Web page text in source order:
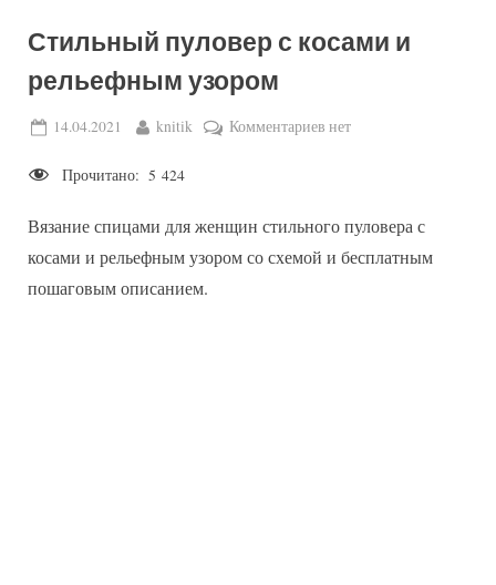
Стильный пуловер с косами и
рельефным узором
Posted
14.04.2021 By
knitik Комментариевк
с
косами
нет
Прочитано: 5 424
Вязание спицами для женщин стильного пуловера с
косами и рельефным узором со схемой и бесплатным
пошаговым описанием.